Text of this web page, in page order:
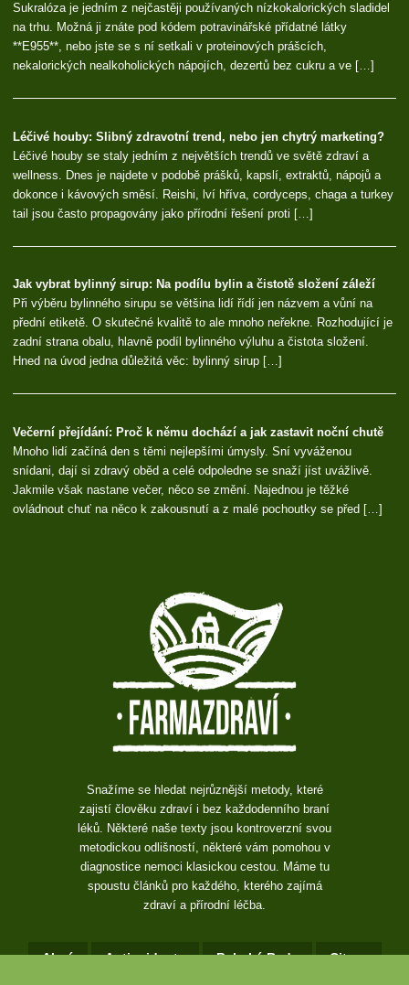
Sukralóza je jedním z nejčastěji používaných nízkokalorických sladidel
na trhu. Možná ji znáte pod kódem potravinářské přídatné látky
**E955**, nebo jste se s ní setkali v proteinových prášcích,
nekalorických nealkoholických nápojích, dezertů bez cukru a ve […]
Léčivé houby: Slibný zdravotní trend, nebo jen chytrý marketing?
Léčivé houby se staly jedním z největších trendů ve světě zdraví a
wellness. Dnes je najdete v podobě prášků, kapslí, extraktů, nápojů a
dokonce i kávových směsí. Reishi, lví hříva, cordyceps, chaga a turkey
tail jsou často propagovány jako přírodní řešení proti […]
Jak vybrat bylinný sirup: Na podílu bylin a čistotě složení záleží
Při výběru bylinného sirupu se většina lidí řídí jen názvem a vůní na
přední etiketě. O skutečné kvalitě to ale mnoho neřekne. Rozhodující je
zadní strana obalu, hlavně podíl bylinného výluhu a čistota složení.
Hned na úvod jedna důležitá věc: bylinný sirup […]
Večerní přejídání: Proč k němu dochází a jak zastavit noční chutě
Mnoho lidí začíná den s těmi nejlepšími úmysly. Sní vyváženou
snídani, dají si zdravý oběd a celé odpoledne se snaží jíst uvážlivě.
Jakmile však nastane večer, něco se změní. Najednou je těžké
ovládnout chuť na něco k zakousnutí a z malé pochoutky se před […]
Snažíme se hledat nejrůznější metody, které
zajistí člověku zdraví i bez každodenního braní
léků. Některé naše texty jsou kontroverzní svou
metodickou odlišností, některé vám pomohou v
diagnostice nemoci klasickou cestou. Máme tu
spoustu článků pro každého, kterého zajímá
zdraví a přírodní léčba.
Akné Antioxidanty Babské Rady Citron